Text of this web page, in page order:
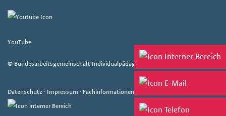
YouTube
© Bundesarbeitsgemeinschaft Individualpädagogik e. V. 2026
Datenschutz · Impressum · Fachinformationen